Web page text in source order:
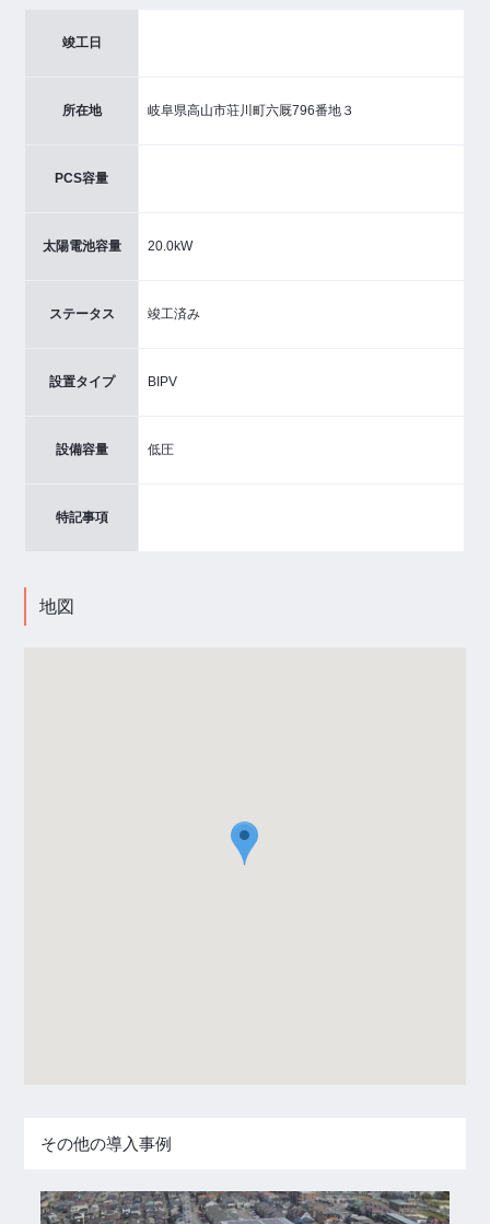
竣工日
所在地 岐阜県高山市荘川町六厩796番地３
PCS容量
太陽電池容量 20.0kW
ステータス 竣工済み
設置タイプ BIPV
設備容量 低圧
特記事項
地図
その他の導入事例